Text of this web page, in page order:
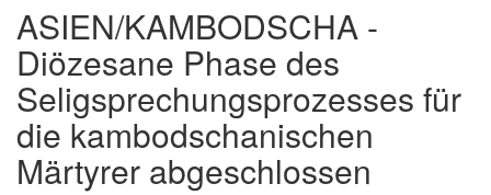
ASIEN/KAMBODSCHA -
Diözesane Phase des
Seligsprechungsprozesses für
die kambodschanischen
Märtyrer abgeschlossen